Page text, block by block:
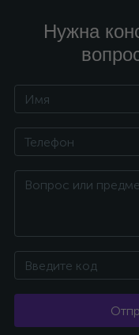
Нужна